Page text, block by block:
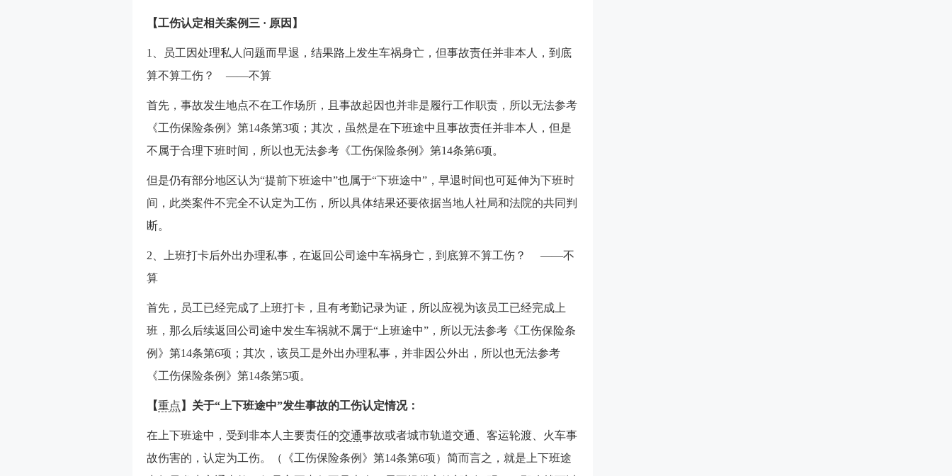
【工伤认定相关案例三 · 原因】
1、员工因处理私人问题而早退，结果路上发生车祸身亡，但事故责任并非本人，到底
算不算工伤？ ——不算
首先，事故发生地点不在工作场所，且事故起因也并非是履行工作职责，所以无法参考
《工伤保险条例》第14条第3项；其次，虽然是在下班途中且事故责任并非本人，但是
不属于合理下班时间，所以也无法参考《工伤保险条例》第14条第6项。
但是仍有部分地区认为“提前下班途中”也属于“下班途中”，早退时间也可延伸为下班时
间，此类案件不完全不认定为工伤，所以具体结果还要依据当地人社局和法院的共同判
断。
2、上班打卡后外出办理私事，在返回公司途中车祸身亡，到底算不算工伤？ ——不
算
首先，员工已经完成了上班打卡，且有考勤记录为证，所以应视为该员工已经完成上
班，那么后续返回公司途中发生车祸就不属于“上班途中”，所以无法参考《工伤保险条
例》第14条第6项；其次，该员工是外出办理私事，并非因公外出，所以也无法参考
《工伤保险条例》第14条第5项。
【重点 】关于“上下班途中”发生事故的工伤认定情况：
在上下班途中，受到非本人主要责任的交通事故或者城市轨道交通、客运轮渡、火车事
故伤害的，认定为工伤。（《工伤保险条例》第14条第6项）简而言之，就是上下班途